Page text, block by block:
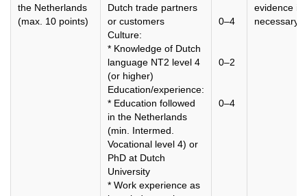
the Netherlands
(max. 10 points)
Dutch trade partners
or customers
Culture:
* Knowledge of Dutch
language NT2 level 4
(or higher)
Education/experience:
* Education followed
in the Netherlands
(min. Intermed.
Vocational level 4) or
PhD at Dutch
University
* Work experience as
0–4
0–2
0–4
evidence is
necessary